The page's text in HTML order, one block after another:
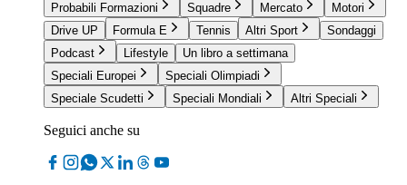
Probabili Formazioni
Squadre Mercato
Motori
Drive UP
Formula E Tennis Altri Sport
Sondaggi
Podcast
Lifestyle
Un libro a settimana
Speciali Europei
Speciali Olimpiadi
Speciale Scudetti
Speciali Mondiali Altri Speciali
Seguici anche su